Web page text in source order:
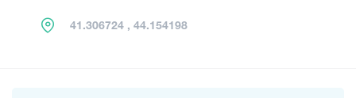
41.306724 , 44.154198